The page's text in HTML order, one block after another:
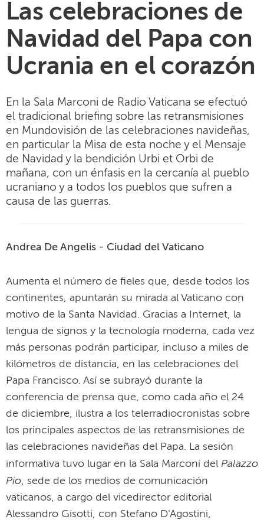
Las celebraciones de
Navidad del Papa con
Ucrania en el corazón
En la Sala Marconi de Radio Vaticana se efectuó
el tradicional briefing sobre las retransmisiones
en Mundovisión de las celebraciones navideñas,
en particular la Misa de esta noche y el Mensaje
de Navidad y la bendición Urbi et Orbi de
mañana, con un énfasis en la cercanía al pueblo
ucraniano y a todos los pueblos que sufren a
causa de las guerras.
Andrea De Angelis - Ciudad del Vaticano
Aumenta el número de fieles que, desde todos los
continentes, apuntarán su mirada al Vaticano con
motivo de la Santa Navidad. Gracias a Internet, la
lengua de signos y la tecnología moderna, cada vez
más personas podrán participar, incluso a miles de
kilómetros de distancia, en las celebraciones del
Papa Francisco. Así se subrayó durante la
conferencia de prensa que, como cada año el 24
de diciembre, ilustra a los telerradiocronistas sobre
los principales aspectos de las retransmisiones de
las celebraciones navideñas del Papa. La sesión
informativa tuvo lugar en la Sala Marconi del Palazzo
Pio, sede de los medios de comunicación
vaticanos, a cargo del vicedirector editorial
Alessandro Gisotti, con Stefano D'Agostini,